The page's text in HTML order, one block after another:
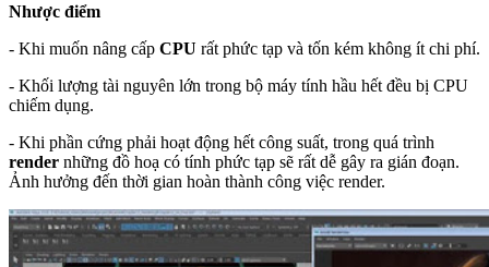
Nhược điểm
- Khi muốn nâng cấp CPU rất phức tạp và tốn kém không ít chi phí.
- Khối lượng tài nguyên lớn trong bộ máy tính hầu hết đều bị CPU
chiếm dụng.
- Khi phần cứng phải hoạt động hết công suất, trong quá trình
render những đồ hoạ có tính phức tạp sẽ rất dễ gây ra gián đoạn.
Ảnh hưởng đến thời gian hoàn thành công việc render.